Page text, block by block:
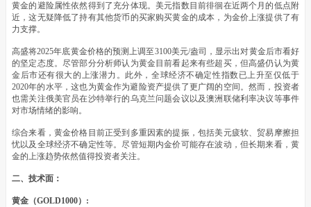
黄金的避险属性依然得到了充分体现。美元指数目前徘徊在近两个月的低点附
近，这无疑降低了持有其他货币的买家购买黄金的成本，为金价上涨提供了有
力支撑。
高盛将2025年底黄金价格的预测上调至3100美元/盎司，显示出对黄金后市看好
的坚定态度。尽管部分分析师认为黄金目前看起来有些超买，但高盛仍认为黄
金后市还有很大的上涨潜力。此外，全球经济不确定性指数已上升至仅低于
2020年的水平，这也为黄金作为避险资产提供了更广阔的空间。然而，投资者
也需关注俄美官员在沙特举行的乌克兰问题会议以及澳洲联储利率决议等事件
对市场情绪的影响。
综合来看，黄金价格目前正受到多重因素的提振，包括美元疲软、贸易摩擦担
忧以及全球经济不确定性等。尽管短期内金价可能存在波动，但长期来看，黄
金的上涨趋势依然值得投资者关注。
二、技术面：
黄金（GOLD1000）: